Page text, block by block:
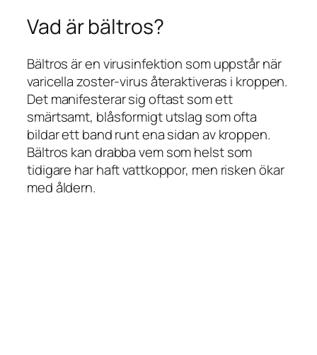
Vad är bältros?
Bältros är en virusinfektion som uppstår när
varicella zoster-virus återaktiveras i kroppen.
Det manifesterar sig oftast som ett
smärtsamt, blåsformigt utslag som ofta
bildar ett band runt ena sidan av kroppen.
Bältros kan drabba vem som helst som
tidigare har haft vattkoppor, men risken ökar
med åldern.